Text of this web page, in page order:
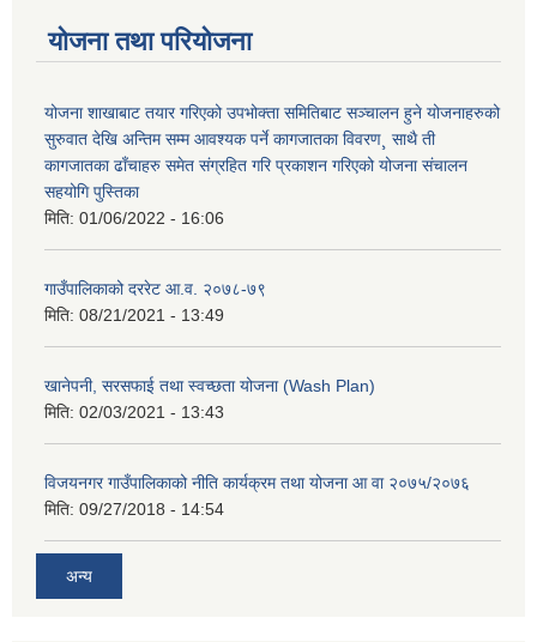
योजना तथा परियोजना
योजना शाखाबाट तयार गरिएको उपभोक्ता समितिबाट सञ्चालन हुने योजनाहरुको
सुरुवात देखि अन्तिम सम्म आवश्यक पर्ने कागजातका विवरण¸ साथै ती
कागजातका ढाँचाहरु समेत संग्रहित गरि प्रकाशन गरिएको योजना संचालन
सहयोगि पुस्तिका
मिति: 01/06/2022 - 16:06
गाउँपालिकाको दररेट आ.व. २०७८-७९
मिति: 08/21/2021 - 13:49
खानेपनी, सरसफाई तथा स्वच्छता योजना (Wash Plan)
मिति: 02/03/2021 - 13:43
विजयनगर गाउँपालिकाको नीति कार्यक्रम तथा योजना आ वा २०७५/२०७६
मिति: 09/27/2018 - 14:54
अन्य